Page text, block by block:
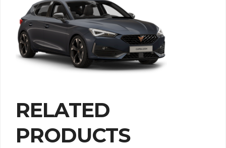
RELATED
PRODUCTS